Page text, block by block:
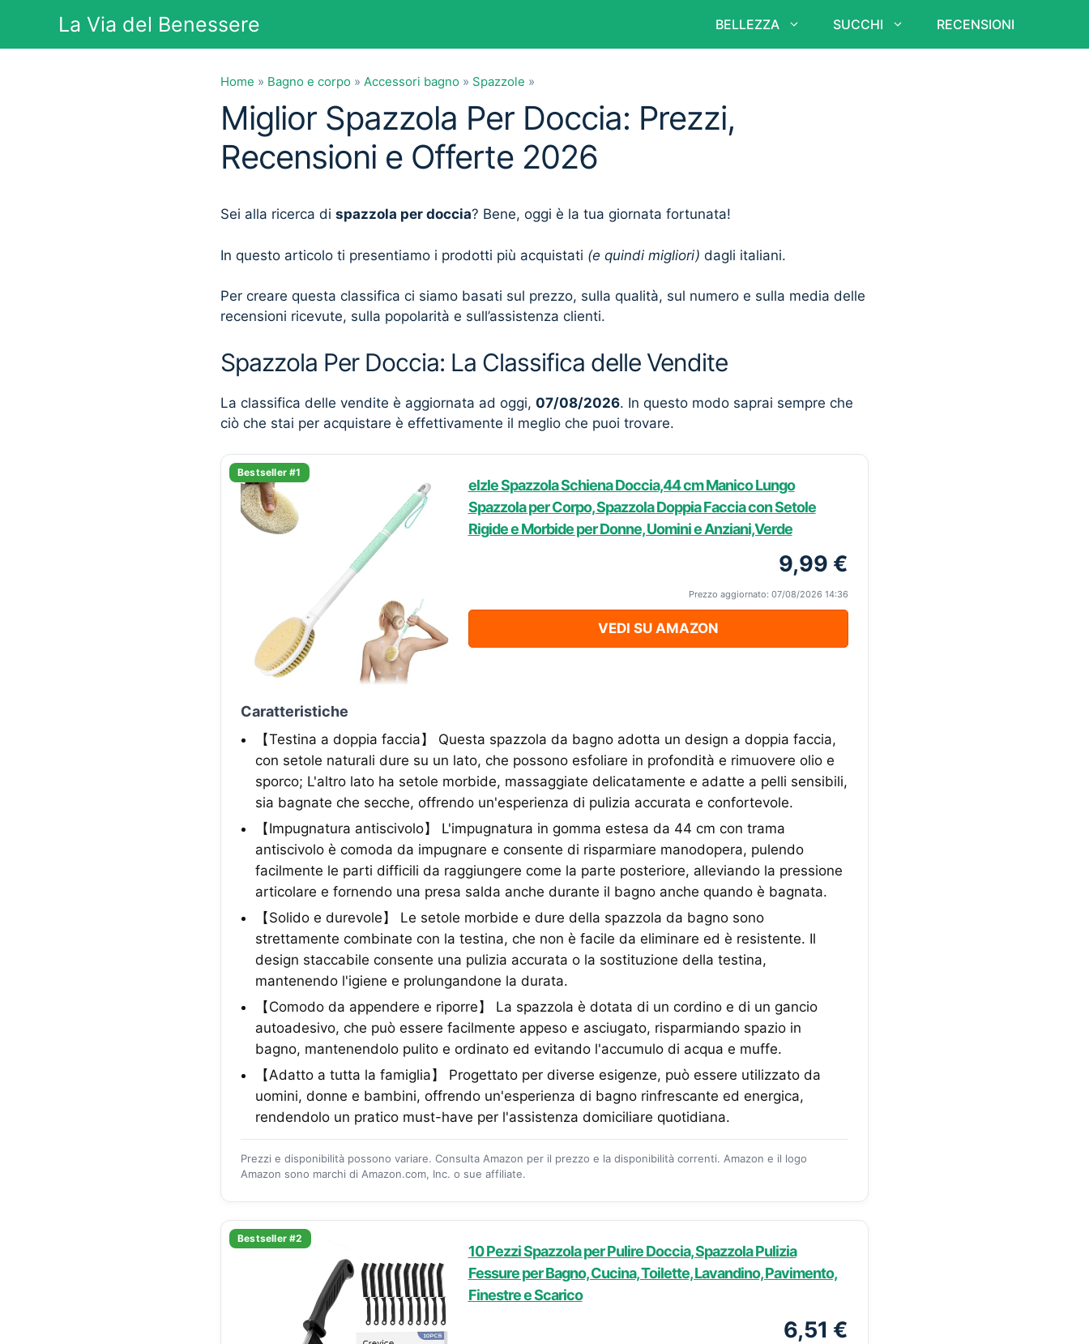
contenuto
La Via del Benessere BELLEZZA SUCCHI RECENSIONI
Home » Bagno e corpo » Accessori bagno » Spazzole »
Miglior Spazzola Per Doccia: Prezzi,
Recensioni e Offerte 2026
Sei alla ricerca di spazzola per doccia? Bene, oggi è la tua giornata fortunata!
In questo articolo ti presentiamo i prodotti più acquistati (e quindi migliori) dagli italiani.
Per creare questa classifica ci siamo basati sul prezzo, sulla qualità, sul numero e sulla media delle
recensioni ricevute, sulla popolarità e sull’assistenza clienti.
Spazzola Per Doccia: La Classifica delle Vendite
La classifica delle vendite è aggiornata ad oggi, 07/08/2026. In questo modo saprai sempre che
ciò che stai per acquistare è effettivamente il meglio che puoi trovare.
Bestseller #1
elzle Spazzola Schiena Doccia,44 cm Manico Lungo
Spazzola per Corpo, Spazzola Doppia Faccia con Setole
Rigide e Morbide per Donne, Uomini e Anziani,Verde
9,99 €
Prezzo aggiornato: 07/08/2026 14:36
VEDI SU AMAZON
Caratteristiche
【Testina a doppia faccia】 Questa spazzola da bagno adotta un design a doppia faccia,
con setole naturali dure su un lato, che possono esfoliare in profondità e rimuovere olio e
sporco; L'altro lato ha setole morbide, massaggiate delicatamente e adatte a pelli sensibili,
sia bagnate che secche, offrendo un'esperienza di pulizia accurata e confortevole.
【Impugnatura antiscivolo】 L'impugnatura in gomma estesa da 44 cm con trama
antiscivolo è comoda da impugnare e consente di risparmiare manodopera, pulendo
facilmente le parti difficili da raggiungere come la parte posteriore, alleviando la pressione
articolare e fornendo una presa salda anche durante il bagno anche quando è bagnata.
【Solido e durevole】 Le setole morbide e dure della spazzola da bagno sono
strettamente combinate con la testina, che non è facile da eliminare ed è resistente. Il
design staccabile consente una pulizia accurata o la sostituzione della testina,
mantenendo l'igiene e prolungandone la durata.
【Comodo da appendere e riporre】 La spazzola è dotata di un cordino e di un gancio
autoadesivo, che può essere facilmente appeso e asciugato, risparmiando spazio in
bagno, mantenendolo pulito e ordinato ed evitando l'accumulo di acqua e muffe.
【Adatto a tutta la famiglia】 Progettato per diverse esigenze, può essere utilizzato da
uomini, donne e bambini, offrendo un'esperienza di bagno rinfrescante ed energica,
rendendolo un pratico must-have per l'assistenza domiciliare quotidiana.
Prezzi e disponibilità possono variare. Consulta Amazon per il prezzo e la disponibilità correnti. Amazon e il logo
Amazon sono marchi di Amazon.com, Inc. o sue affiliate.
Bestseller #2
10 Pezzi Spazzola per Pulire Doccia, Spazzola Pulizia
Fessure per Bagno, Cucina, Toilette, Lavandino, Pavimento,
Finestre e Scarico
6,51 €